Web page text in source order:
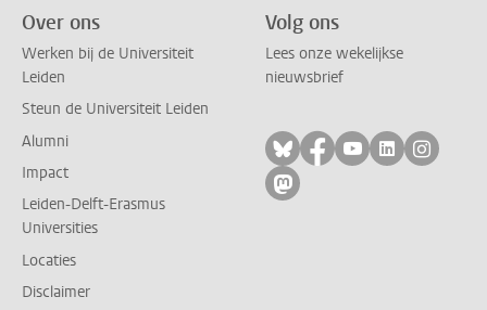
Over ons
Werken bij de Universiteit
Leiden
Steun de Universiteit Leiden
Alumni
Impact
Leiden-Delft-Erasmus
Universities
Locaties
Disclaimer
Volg ons
Lees onze wekelijkse
nieuwsbrief
Volg ons op bluesky
Volg ons op
Volg ons op
Volg ons
Volg
Volg ons op mastodon